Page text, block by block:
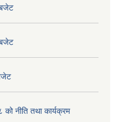
नीति तथा कार्यक्रम